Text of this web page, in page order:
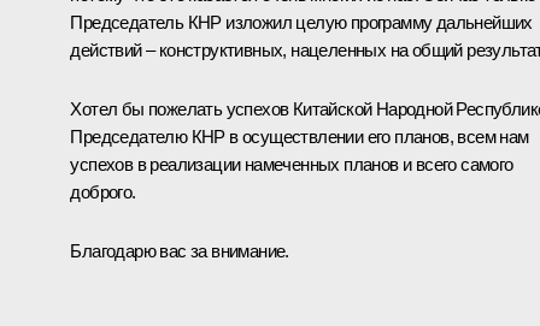
Председатель КНР изложил целую программу дальнейших
действий – конструктивных, нацеленных на общий
Хотел бы пожелать успехов Китайской Народной
Председателю КНР в осуществлении его планов, всем нам
успехов в реализации намеченных планов и всего самого
доброго.
Благодарю вас за внимание.